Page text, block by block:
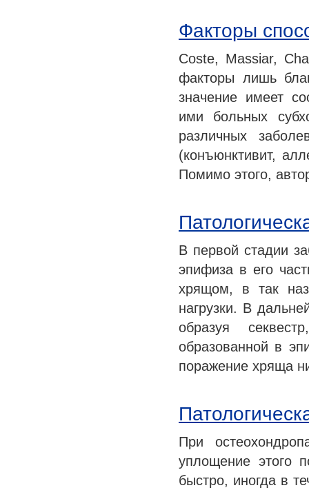
Факторы
Coste, Massiar,
факторы лишь
значение имеет
ими больных
различных
(конъюнктивит,
Помимо этого,
В первой стадии
эпифиза в его
хрящом, в так
нагрузки. В
образуя
образованной в
поражение хряща
При
уплощение этого
быстро, иногда в